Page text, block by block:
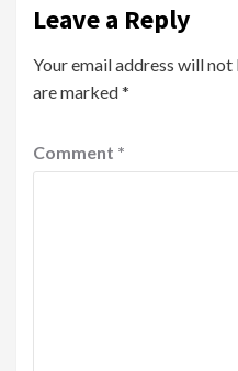
Leave a Reply
Your email address will not
are marked*
Comment *